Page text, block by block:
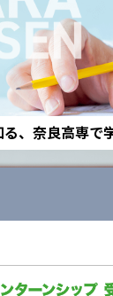
、奈良高専で